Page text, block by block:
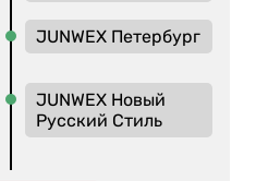
JUNWEX Петербург
JUNWEX Новый
Русский Стиль